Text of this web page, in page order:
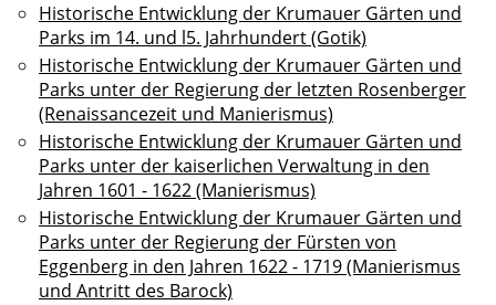
Historische Entwicklung der Krumauer Gärten und
Parks im 14. und l5. Jahrhundert (Gotik)
Historische Entwicklung der Krumauer Gärten und
Parks unter der Regierung der letzten Rosenberger
(Renaissancezeit und Manierismus)
Historische Entwicklung der Krumauer Gärten und
Parks unter der kaiserlichen Verwaltung in den
Jahren 1601 - 1622 (Manierismus)
Historische Entwicklung der Krumauer Gärten und
Parks unter der Regierung der Fürsten von
Eggenberg in den Jahren 1622 - 1719 (Manierismus
und Antritt des Barock)